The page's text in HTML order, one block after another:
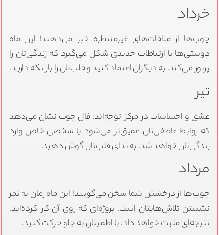
خرداد
چوب‌ها از ملاقات‌های غیرمنتظره خبر می‌دهند! این ماه
دوستی‌ها یا ارتباطات جدیدی شکل می‌گیرد که زندگی‌تان را
پرنور می‌کند. به دیگران اعتماد کنید و قلب‌تان را باز نگه دارید.
تیر
عشق و احساسات در مرکز توجه‌اند. فال چوب نشان می‌دهد
که روابط عاطفی‌تان عمیق‌تر می‌شود یا شخصی خاص وارد
زندگی‌تان خواهد شد. به ندای قلب‌تان گوش دهید.
مرداد
چوب‌ها از درخشش شما سخن می‌گویند! این ماه زمان به ثمر
نشستن تلاش‌هایتان است. پروژه‌ای که روی آن کار کرده‌اید،
نتیجه‌ای مثبت خواهد داد. با اطمینان به جلو حرکت کنید.